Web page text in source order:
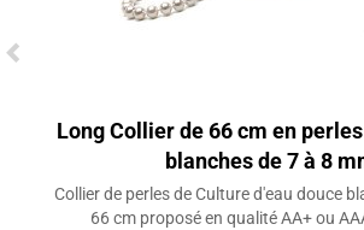
Long Collier de 66 cm en
blanches de 7 à 8
Collier de perles de Culture d'eau douce
66 cm proposé en qualité AA+ ou